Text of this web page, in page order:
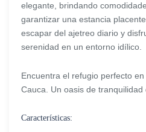
elegante, brindando
garantizar una estancia
escapar del ajetreo diario y
serenidad en un entorno idílico.
Encuentra el refugio perfecto en
Cauca. Un oasis de tranquilidad
Características: